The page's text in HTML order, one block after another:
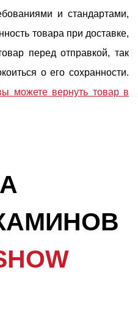
и стандартами,
товара при доставке,
перед отправкой, так
о его сохранности.
можете вернуть товар в